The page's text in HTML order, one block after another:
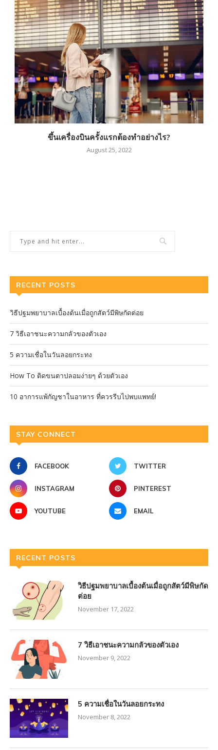
ขึ้นเครื่องบินครั้งแรกต้องทำอย่างไร?
August 25, 2022
RECENT POSTS
วิธีปฐมพยาบาลเบื้องต้นเมื่อถูกสัตว์มีพิษกัดต่อย
7 วิธีเอาชนะความกลัวของตัวเอง
5 ความเชื่อในวันลอยกระทง
How To ติดขนตาปลอมง่ายๆ ด้วยตัวเอง
10 อาการแพ้กัญชาในอาหาร ที่ควรรีบไปพบแพทย์!
STAY CONNECT
FACEBOOK TWITTER
INSTAGRAM PINTEREST
YOUTUBE EMAIL
RECENT POSTS
วิธีปฐมพยาบาลเบื้องต้นเมื่อถูกสัตว์มีพิษกัด
ต่อย
November 17, 2022
7 วิธีเอาชนะความกลัวของตัวเอง
November 9, 2022
5 ความเชื่อในวันลอยกระทง
November 8, 2022